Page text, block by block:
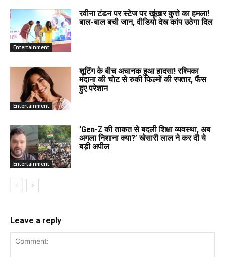
Entertainment
रवीना टंडन पर स्टेज पर खूंखार कुत्ते का हमला!
बाल-बाल बची जान, वीडियो देख कांप उठेगा दिल
Entertainment
शूटिंग के बीच अचानक हुआ हादसा! रश्मिका
मंदाना की चोट से रुकी फिल्मों की रफ्तार, फैंस
हुए परेशान
Entertainment
‘Gen-Z की ताकत से बदली शिक्षा व्यवस्था, अब
अगला निशाना क्या?’ खेसारी लाल ने कर दी ये
बड़ी अपील
Leave a reply